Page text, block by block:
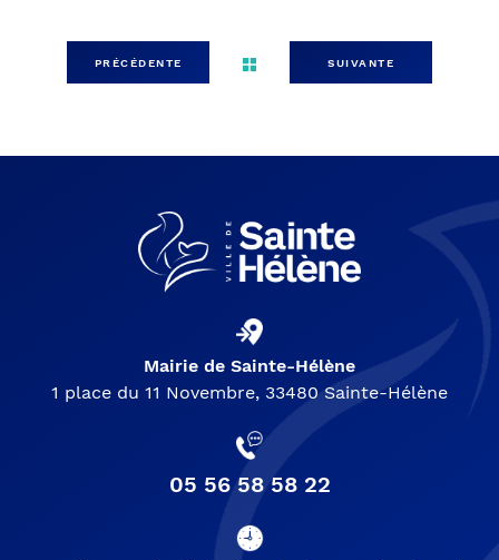
PRÉCÉDENTE SUIVANTE
Mairie de Sainte-Hélène
1 place du 11 Novembre, 33480 Sainte-Hélène
05 56 58 58 22